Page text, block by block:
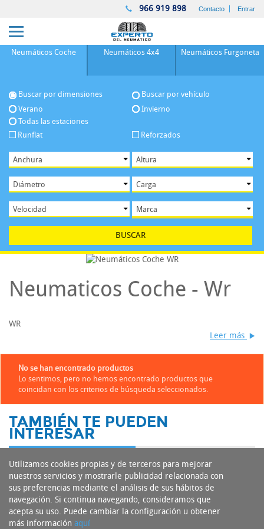
966 919 898 Contacto Entrar
Neumáticos Coche Neumáticos 4x4 Neumáticos Furgoneta
Buscar por dimensiones
Buscar por vehículo
Verano
Invierno
Todas las estaciones
Runflat
Reforzados
BUSCAR
Neumaticos Coche - Wr
WR
Leer más
No se han encontrado productos
Lo sentimos, pero no hemos encontrado productos que
coincidan con los criterios de búsqueda seleccionados.
TAMBIÉN TE PUEDEN
INTERESAR
Utilizamos cookies propias y de terceros para mejorar
nuestros servicios y mostrarle publicidad relacionada con
sus preferencias mediante el análisis de sus hábitos de
navegación. Si continua navegando, consideramos que
acepta su uso. Puede cambiar la configuración u obtener
más información aquí